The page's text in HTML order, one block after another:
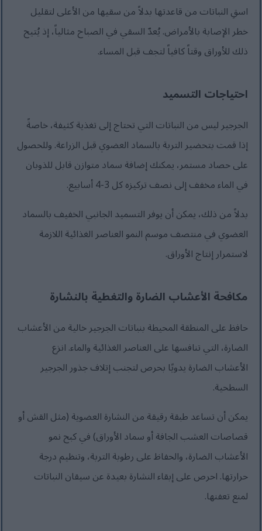
اسقِ النباتات من قاعدتها بدلاً من سقيها من الأعلى لتقليل
خطر الإصابة بالأمراض. يُعدّ السقي في الصباح مثالياً، إذ يُتيح
ذلك للأوراق وقتاً كافياً لتجف قبل المساء.
احتياجات التسميد
الجرجير ليس من النباتات التي تحتاج إلى تغذية كثيفة، خاصةً
إذا قمت بتحضير التربة بالسماد العضوي قبل الزراعة. وللحصول
على حصاد مستمر، يمكنك إضافة سماد متوازن قابل للذوبان
في الماء مخفف إلى نصف تركيزه كل 3-4 أسابيع.
بدلاً من ذلك، يمكن أن يوفر التسميد الجانبي الخفيف بالسماد
العضوي في منتصف موسم النمو العناصر الغذائية اللازمة
لاستمرار إنتاج الأوراق.
مكافحة الأعشاب الضارة والتغطية بالنشارة
حافظ على المنطقة المحيطة بنباتات الجرجير خالية من الأعشاب
الضارة، التي تنافسها على العناصر الغذائية والماء. انزع
الأعشاب الضارة يدويًا بحرص لتجنب إتلاف جذور الجرجير
السطحية.
يمكن أن تساعد طبقة رقيقة من النشارة العضوية (مثل القش أو
قصاصات العشب الجافة أو سماد الأوراق) في كبح نمو
الأعشاب الضارة، والحفاظ على رطوبة التربة، وتنظيم درجة
حرارتها. احرص على إبقاء النشارة بعيدة عن سيقان النباتات
لمنع تعفنها.